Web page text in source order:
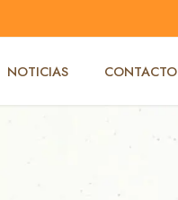
NOTICIAS CONTACTO